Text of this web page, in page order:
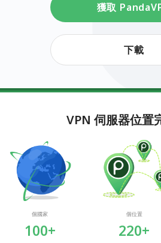
獲取
下載
VPN 伺服器位置
個國家
100+
個位置
220+